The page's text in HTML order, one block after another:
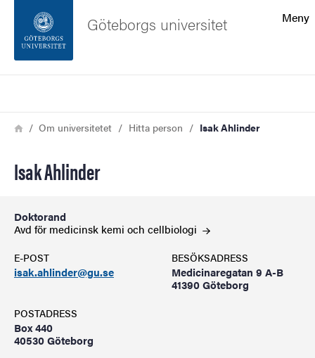
Sidfoten
Meny
Göteborgs universitet
Länkstig
HemOm universitetet Hitta person Isak Ahlinder
Isak Ahlinder
Doktorand
Avd för medicinsk kemi och cellbiologi
E-POST
isak.ahlinder@gu.se
BESÖKSADRESS
Medicinaregatan 9 A-B
41390 Göteborg
POSTADRESS
Box 440
40530 Göteborg